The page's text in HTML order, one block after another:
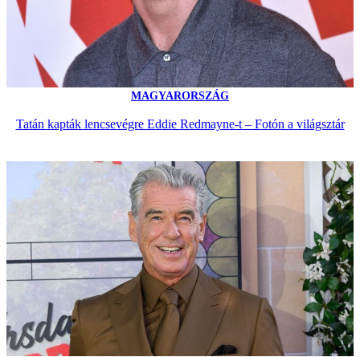
MAGYARORSZÁG
Tatán kapták lencsevégre Eddie Redmayne-t – Fotón a világsztár